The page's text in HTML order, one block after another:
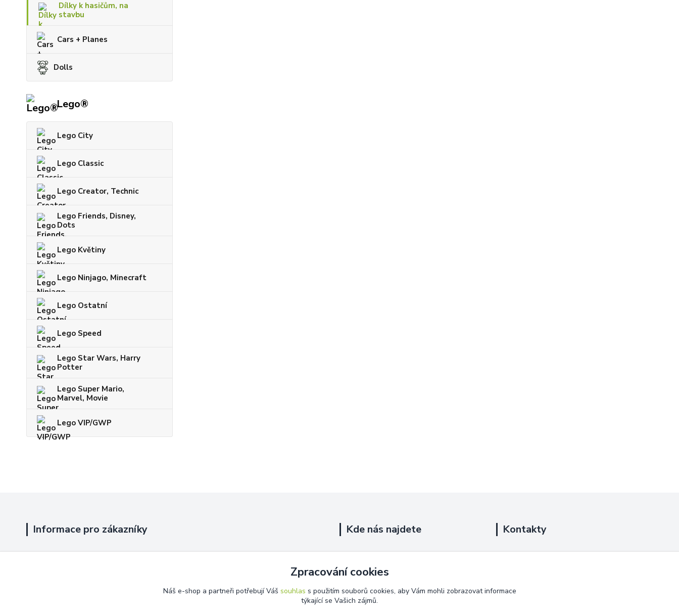
Dílky k hasičům, na
stavbu
Cars + Planes
Dolls
Lego®
Lego City
Lego Classic
Lego Creator, Technic
Lego Friends, Disney,
Dots
Lego Květiny
Lego Ninjago, Minecraft
Lego Ostatní
Lego Speed
Lego Star Wars, Harry
Potter
Lego Super Mario,
Marvel, Movie
Lego VIP/GWP
Informace pro zákazníky Kde nás najdete
Říčany, 251 01
Na této adrese není prodejna.
Kontakty
+420 725 889 873
info@duplarna.cz
Zpracování cookies
Náš e-shop a partneři potřebují Váš souhlas s použitím souborů cookies, aby Vám mohli zobrazovat informace
týkající se Vašich zájmů.